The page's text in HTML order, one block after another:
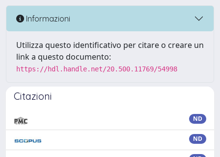
Informazioni
Utilizza questo identificativo per citare o creare un
link a questo documento:
https://hdl.handle.net/20.500.11769/54998
Citazioni
ND
ND